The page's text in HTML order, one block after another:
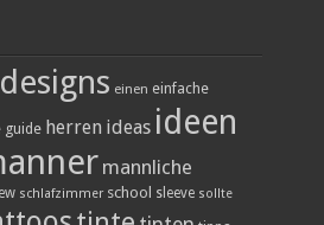
designs einen einfache
guide herren ideas ideen
mannliche
schlafzimmer school sleeve sollte